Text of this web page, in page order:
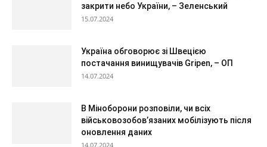
закрити небо України, – Зеленський
15.07.2024
Україна обговорює зі Швецією
постачання винищувачів Gripen, – ОП
14.07.2024
В Міноборони розповіли, чи всіх
військовозобов’язаних мобілізують після
оновлення даних
14.07.2024